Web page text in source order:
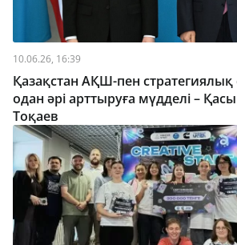
10.06.26, 16:39
Қазақстан АҚШ-пен стратегиялық
одан әрі арттыруға мүдделі –
Тоқаев